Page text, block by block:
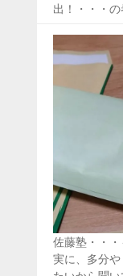
出！・・・の
佐藤塾・・
実に、多分